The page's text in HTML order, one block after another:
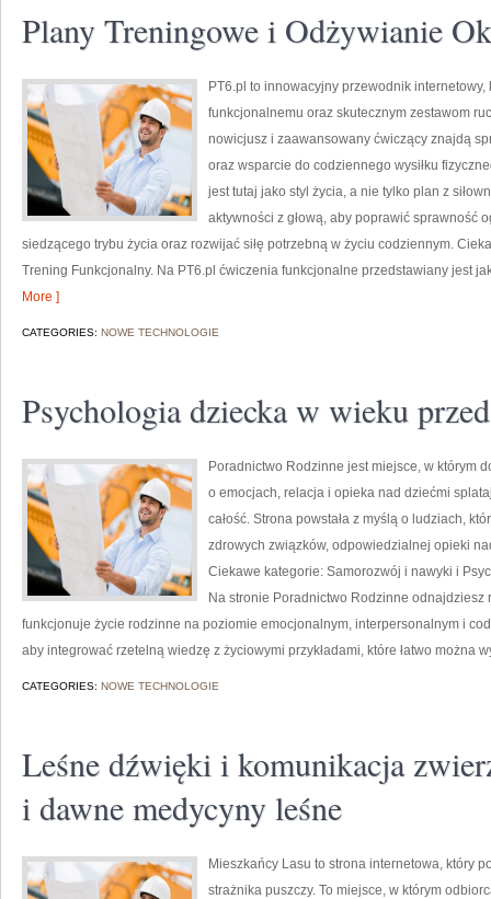
Plany Treningowe i Odżywianie
PT6.pl to innowacyjny przewodnik
funkcjonalnemu oraz skutecznym zestawom
nowicjusz i zaawansowany ćwiczący znajdą
oraz wsparcie do codziennego wysiłku
jest tutaj jako styl życia, a nie tylko plan z
aktywności z głową, aby poprawić sprawność
siedzącego trybu życia oraz rozwijać siłę potrzebną w życiu codziennym.
Trening Funkcjonalny. Na PT6.pl ćwiczenia funkcjonalne przedstawiany jest
More ]
CATEGORIES: NOWE TECHNOLOGIE
Psychologia dziecka w wieku
Poradnictwo Rodzinne jest miejsce, w którym
o emocjach, relacja i opieka nad dziećmi
całość. Strona powstała z myślą o ludziach,
zdrowych związków, odpowiedzialnej opieki
Ciekawe kategorie: Samorozwój i nawyki i
Na stronie Poradnictwo Rodzinne
funkcjonuje życie rodzinne na poziomie emocjonalnym, interpersonalnym i
aby integrować rzetelną wiedzę z życiowymi przykładami, które łatwo można
CATEGORIES: NOWE TECHNOLOGIE
Leśne dźwięki i komunikacja
i dawne medycyny leśne
Mieszkańcy Lasu to strona internetowa, który
strażnika puszczy. To miejsce, w którym